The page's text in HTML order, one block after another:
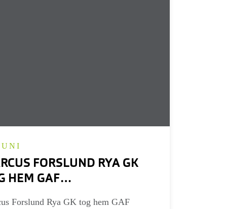
FORSLUND RYA GK
HEM GAF
Forslund Rya GK tog hem GAF